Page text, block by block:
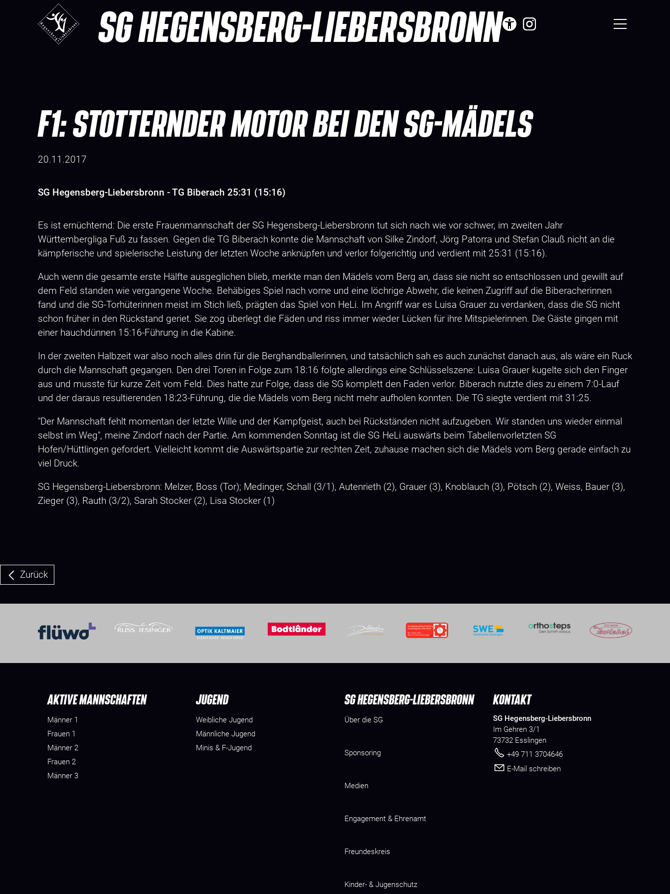
SG HEGENSBERG-LIEBERSBRONN
F1: STOTTERNDER MOTOR BEI DEN SG-MÄDELS
20.11.2017
SG Hegensberg-Liebersbronn - TG Biberach 25:31 (15:16)
Es ist ernüchternd: Die erste Frauenmannschaft der SG Hegensberg-Liebersbronn tut sich nach wie vor schwer, im zweiten Jahr
Württembergliga Fuß zu fassen. Gegen die TG Biberach konnte die Mannschaft von Silke Zindorf, Jörg Patorra und Stefan Clauß nicht an die
kämpferische und spielerische Leistung der letzten Woche anknüpfen und verlor folgerichtig und verdient mit 25:31 (15:16).
Auch wenn die gesamte erste Hälfte ausgeglichen blieb, merkte man den Mädels vom Berg an, dass sie nicht so entschlossen und gewillt auf
dem Feld standen wie vergangene Woche. Behäbiges Spiel nach vorne und eine löchrige Abwehr, die keinen Zugriff auf die Biberacherinnen
fand und die SG-Torhüterinnen meist im Stich ließ, prägten das Spiel von HeLi. Im Angriff war es Luisa Grauer zu verdanken, dass die SG nicht
schon früher in den Rückstand geriet. Sie zog überlegt die Fäden und riss immer wieder Lücken für ihre Mitspielerinnen. Die Gäste gingen mit
einer hauchdünnen 15:16-Führung in die Kabine.
In der zweiten Halbzeit war also noch alles drin für die Berghandballerinnen, und tatsächlich sah es auch zunächst danach aus, als wäre ein Ruck
durch die Mannschaft gegangen. Den drei Toren in Folge zum 18:16 folgte allerdings eine Schlüsselszene: Luisa Grauer kugelte sich den Finger
aus und musste für kurze Zeit vom Feld. Dies hatte zur Folge, dass die SG komplett den Faden verlor. Biberach nutzte dies zu einem 7:0-Lauf
und der daraus resultierenden 18:23-Führung, die die Mädels vom Berg nicht mehr aufholen konnten. Die TG siegte verdient mit 31:25.
"Der Mannschaft fehlt momentan der letzte Wille und der Kampfgeist, auch bei Rückständen nicht aufzugeben. Wir standen uns wieder einmal
selbst im Weg", meine Zindorf nach der Partie. Am kommenden Sonntag ist die SG HeLi auswärts beim Tabellenvorletzten SG
Hofen/Hüttlingen gefordert. Vielleicht kommt die Auswärtspartie zur rechten Zeit, zuhause machen sich die Mädels vom Berg gerade einfach zu
viel Druck.
SG Hegensberg-Liebersbronn: Melzer, Boss (Tor); Medinger, Schall (3/1), Autenrieth (2), Grauer (3), Knoblauch (3), Pötsch (2), Weiss, Bauer (3),
Zieger (3), Rauth (3/2), Sarah Stocker (2), Lisa Stocker (1)
Zurück
AKTIVE MANNSCHAFTEN
Männer 1
Frauen 1
Männer 2
Frauen 2
Männer 3
JUGEND
Weibliche Jugend
Männliche Jugend
Minis & F-Jugend
SG HEGENSBERG-LIEBERSBRONN
Über die SG
Sponsoring
Medien
Engagement & Ehrenamt
Freundeskreis
Kinder- & Jugenschutz
KONTAKT
SG Hegensberg-Liebersbronn
Im Gehren 3/1
73732 Esslingen
+49 711 3704646
E-Mail schreiben